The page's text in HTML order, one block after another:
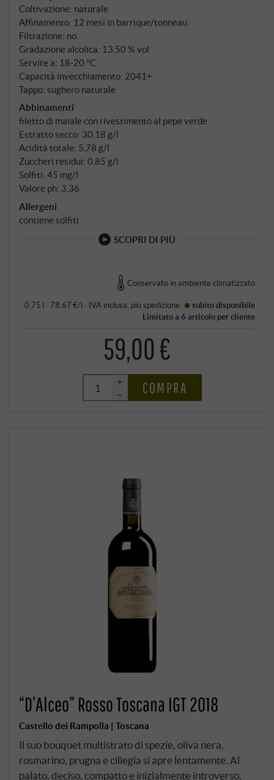
crescono secondo i principi biodinamici – una filosofia
che rende Sammarco il primo Supertuscan
interamente biodinamico.
Coltivazione: naturale
Affinamento: 12 mesi in barrique/tonneau
Filtrazione: no
Gradazione alcolica: 13,50 % vol
Servire a: 18‑20 °C
Capacità invecchiamento: 2041+
Tappo: sughero naturale
Abbinamenti
filetto di maiale con rivestimento al pepe verde
Estratto secco: 30,18 g/l
Acidità totale: 5,78 g/l
Zuccheri residui: 0,85 g/l
Solfiti: 45 mg/l
Valore ph: 3,36
Allergeni
contiene solfiti
SCOPRI DI PIÙ
Conservato in ambiente climatizzato
0,75 l · 78,67 €/l · IVA inclusa , piùspedizione
subito disponibile
Limitato a 6 articolo per cliente
59,00 €
+
–
COMPRA
“D’Alceo” Rosso Toscana IGT 2018
Castello dei Rampolla | Toscana
Il suo bouquet multistrato di spezie, oliva nera,
rosmarino, prugna e ciliegia si apre lentamente. Al
palato, deciso, compatto e inizialmente introverso,